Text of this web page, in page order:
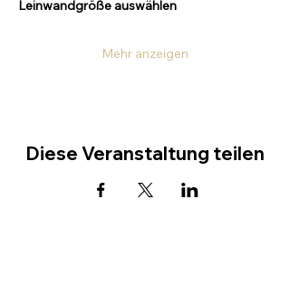
Leinwandgröße auswählen
Mehr anzeigen
Diese Veranstaltung teilen